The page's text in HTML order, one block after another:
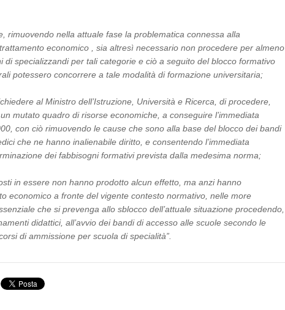
rimuovendo nella attuale fase la problematica connessa alla
economico , sia altresì necessario non procedere per almeno
specializzandi per tali categorie e ciò a seguito del blocco formativo
potessero concorrere a tale modalità di formazione universitaria;
al Ministro dell’Istruzione, Università e Ricerca, di procedere,
mutato quadro di risorse economiche, a conseguire l’immediata
con ciò rimuovendo le cause che sono alla base del blocco dei bandi
che ne hanno inalienabile diritto, e consentendo l’immediata
dei fabbisogni formativi prevista dalla medesima norma;
in essere non hanno prodotto alcun effetto, ma anzi hanno
economico a fronte del vigente contesto normativo, nelle more
che si prevenga allo sblocco dell’attuale situazione procedendo,
didattici, all’avvio dei bandi di accesso alle scuole secondo le
di ammissione per scuola di specialità”.